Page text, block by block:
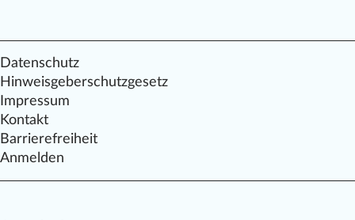
Datenschutz
Hinweisgeberschutzgesetz
Impressum
Kontakt
Barrierefreiheit
Anmelden